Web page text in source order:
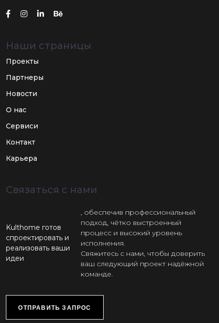
Наши страницы
Проекты
Партнеры
Новости
О нас
Сервиси
Контакт
Карьера
Связаться с нами
Kulthome готов
спроектировать и
реализовать ваши
идеи
, обеспечив профессиональный
подход, чётко выстроенный
процесс и высокий уровень
исполнения.
Свяжитесь с нами, чтобы доверить
ваш следующий проект надёжной
команде.
ОТПРАВИТЬ ЗАПРОС